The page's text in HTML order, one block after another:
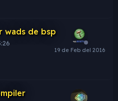
wads de bsp